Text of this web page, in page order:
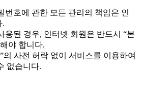
번호에 관한 모든 관리의 책임은 인
.
용된 경우, 인터넷 회원은 반드시 “본
야 합니다.
의 사전 허락 없이 서비스를 이용하여
없습니다.